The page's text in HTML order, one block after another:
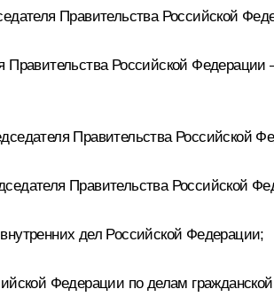
Правительства Российской
Российской
Правительства Российской
Правительства Российской
дел Российской Федерации;
Федерации по делам